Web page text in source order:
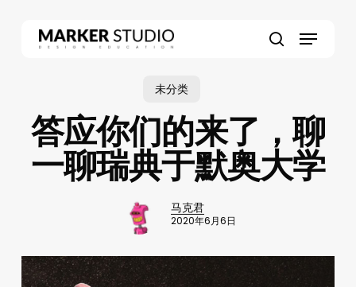
Menu
未分类
答应你们的来了，聊
一聊瑞典于默奥大学
马克君
2020年6月6日